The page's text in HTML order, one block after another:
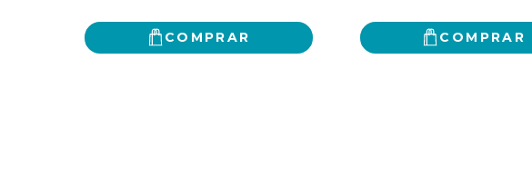
COMPRAR COMPRAR